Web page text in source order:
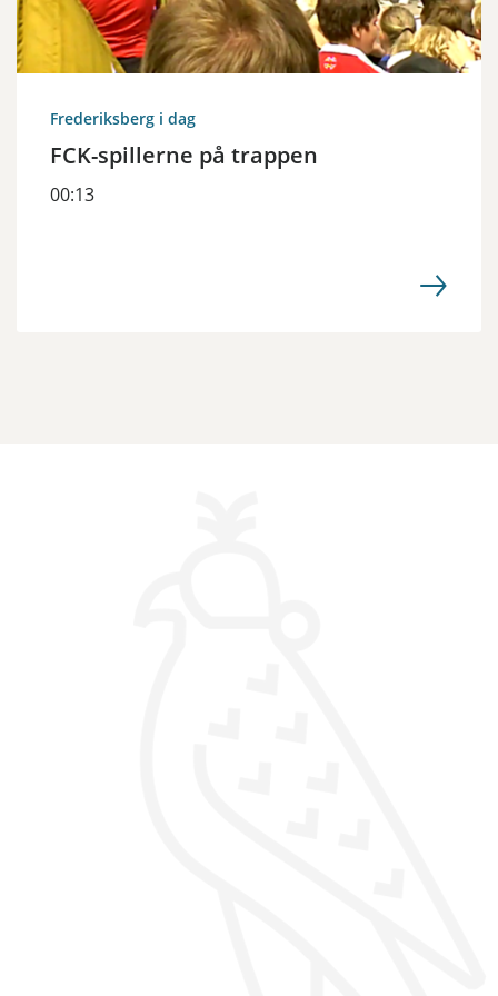
Frederiksberg i dag
FCK-spillerne på trappen
00:13